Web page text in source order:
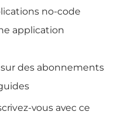
no-code
application
des abonnements
vous avec ce